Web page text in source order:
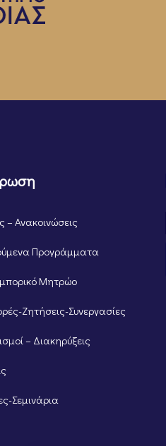
– Ανακοινώσεις
Προγράμματα
Μητρώο
Ζητήσεις-Συνεργασίες
– Διακηρύξεις
Σεμινάρια